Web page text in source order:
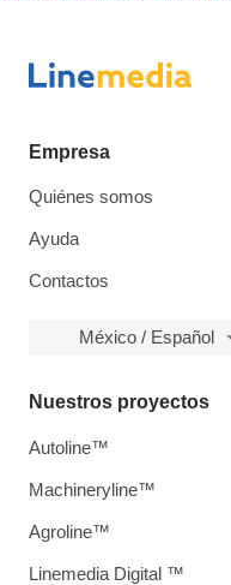
Empresa
Quiénes somos
Ayuda
Contactos
México / Español
Nuestros proyectos
Autoline™
Machineryline™
Agroline™
Linemedia Digital ™